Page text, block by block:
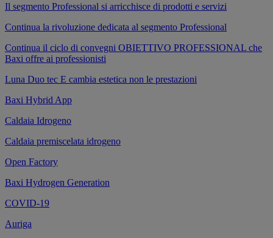
Il segmento Professional si arricchisce di prodotti e servizi
Continua la rivoluzione dedicata al segmento Professional
Continua il ciclo di convegni OBIETTIVO PROFESSIONAL che
Baxi offre ai professionisti
Luna Duo tec E cambia estetica non le prestazioni
Baxi Hybrid App
Caldaia Idrogeno
Caldaia premiscelata idrogeno
Open Factory
Baxi Hydrogen Generation
COVID-19
Auriga